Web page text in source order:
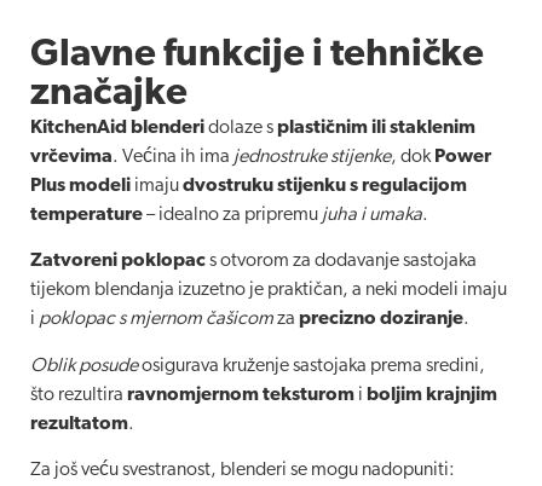
Glavne funkcije i tehničke
značajke
KitchenAid blenderidolaze splastičnim ili staklenim
vrčevima. Većina ih ima jednostruke stijenke, dok Power
Plus modeli imajudvostruku stijenku s regulacijom
temperature– idealno za pripremu juha i umaka.
Zatvoreni poklopacs otvorom za dodavanje sastojaka
tijekom blendanja izuzetno je praktičan, a neki modeli imaju
i poklopac s mjernom čašicomza precizno doziranje.
Oblik posudeosigurava kruženje sastojaka prema sredini,
što rezultira ravnomjernom teksturom i boljim krajnjim
rezultatom.
Za još veću svestranost, blenderi se mogu nadopuniti: